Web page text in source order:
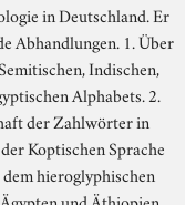
in Deutschland. Er
Abhandlungen. 1. Über
Indischen,
Alphabets. 2.
der Zahlwörter in
Koptischen Sprache
hieroglyphischen
und Äthiopien,